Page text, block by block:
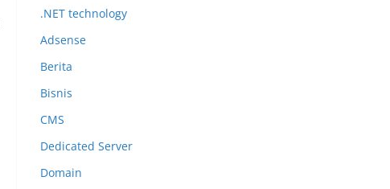
.NET technology
Adsense
Berita
Bisnis
CMS
Dedicated Server
Domain